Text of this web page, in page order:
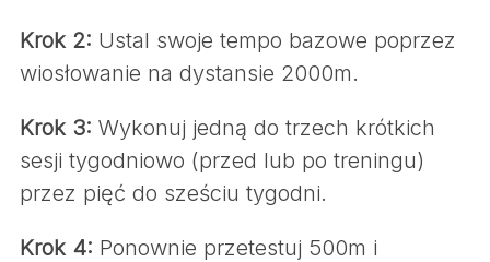
Krok 2: Ustal swoje tempo bazowe poprzez
wiosłowanie na dystansie 2000m.
Krok 3: Wykonuj jedną do trzech krótkich
sesji tygodniowo (przed lub po treningu)
przez pięć do sześciu tygodni.
Krok 4: Ponownie przetestuj 500m i